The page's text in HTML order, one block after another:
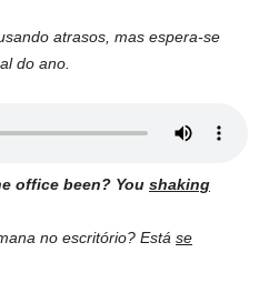
atrasos, mas espera-se
do ano.
office been? You shaking
no escritório? Está se